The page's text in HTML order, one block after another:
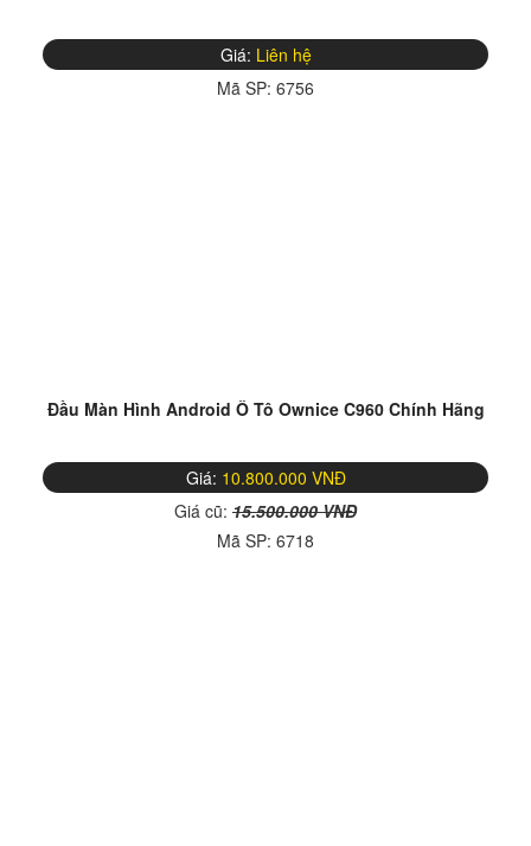
Giá: Liên hệ
Mã SP: 6756
Đầu Màn Hình Android Ô Tô Ownice C960 Chính Hãng
Giá: 10.800.000 VNĐ
Giá cũ: 15.500.000 VNĐ
Mã SP: 6718